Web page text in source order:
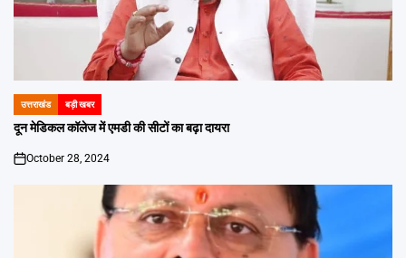
POSTED
IN
उत्तराखंड बड़ी खबर
दून मेडिकल कॉलेज में एमडी की सीटों का बढ़ा दायरा
on
October 28, 2024